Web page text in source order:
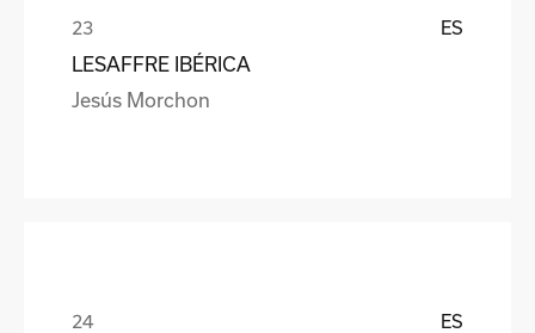
ES
LESAFFRE IBÉRICA
Jesús Morchon
ES